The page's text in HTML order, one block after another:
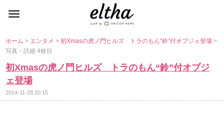
ホーム> エンタメ>初Xmasの虎ノ門ヒルズ トラのもん“鈴”付オブジェ登場>
写真・詳細 4枚目
初Xmasの虎ノ門ヒルズ トラのもん“鈴”付オブジ
ェ登場
2014-11-28 20:15